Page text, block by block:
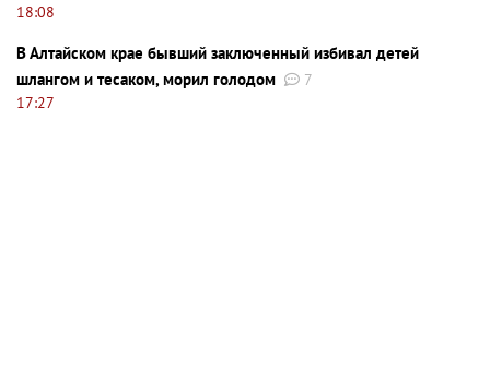
18:08
В Алтайском крае бывший заключенный избивал детей
шлангом и тесаком, морил голодом
7
17:27